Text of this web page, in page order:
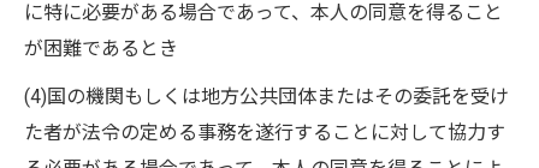
に特に必要がある場合であって、本人の同意を得ること
が困難であるとき
(4)国の機関もしくは地方公共団体またはその委託を受け
た者が法令の定める事務を遂行することに対して協力す